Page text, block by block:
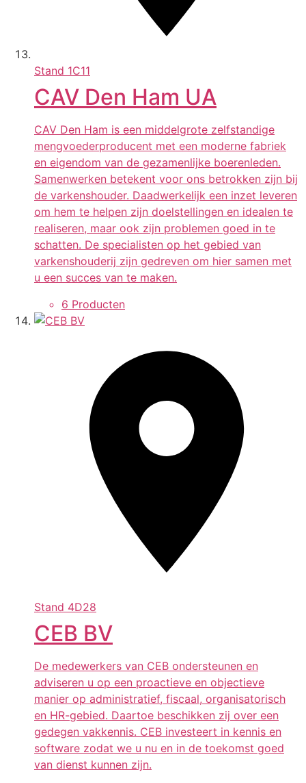
Stand 1C11
CAV Den Ham UA
CAV Den Ham is een middelgrote zelfstandige
mengvoederproducent met een moderne fabriek
en eigendom van de gezamenlijke boerenleden.
Samenwerken betekent voor ons betrokken zijn bij
de varkenshouder. Daadwerkelijk een inzet leveren
om hem te helpen zijn doelstellingen en idealen te
realiseren, maar ook zijn problemen goed in te
schatten. De specialisten op het gebied van
varkenshouderij zijn gedreven om hier samen met
u een succes van te maken.
6 Producten
Stand 4D28
CEB BV
De medewerkers van CEB ondersteunen en
adviseren u op een proactieve en objectieve
manier op administratief, fiscaal, organisatorisch
en HR-gebied. Daartoe beschikken zij over een
gedegen vakkennis. CEB investeert in kennis en
software zodat we u nu en in de toekomst goed
van dienst kunnen zijn.